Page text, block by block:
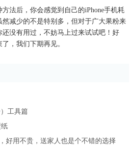
法后，你会感觉到自己的iPhone手机耗
减少的不是特别多，但对于广大果粉来
没有用过，不妨马上过来试试吧！好
，我们下期再见。
工具篇
纸
好用不贵，送家人也是个不错的选择